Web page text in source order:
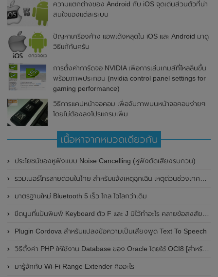
ความแตกต่างของ Android กับ iOS จุดเด่นส่วนตัวที่น่า
สนใจของแต่ละระบบ
ปัญหาเครื่องค้าง แอพเด้งหลุดใน iOS และ Android มาดู
วิธีแก้กันครับ
การตั้งค่าการ์ดจอ NVIDIA เพื่อการเล่นเกมส์ที่ไหลลื่นขึ้น
พร้อมภาพประกอบ (nvidia control panel settings for
gaming performance)
วิธีการแคปหน้าจอคอม เพื่อจับภาพบนหน้าจอคอมง่ายๆ
โดยไม่ต้องลงโปรแกรมเพิ่ม
เนื้อหาจากหมวดเดียวกัน
ประโยชน์ของหูฟังแบบ Noise Cancelling (หูฟังตัดเสียงรบกวน)
รวมเบอร์โทรสายด่วนในไทย สำหรับแจ้งเหตุฉุกเฉิน เหตุด่วนช่วงเทศกาล เบอร์ธนาคาร และผู้ให้บริการต่างๆ
มาตรฐานใหม่ Bluetooth 5 เร็ว ไกล ไฉไลกว่าเดิม
ขีดนูนที่แป้นพิมพ์ Keyboard ตัว F และ J มีไว้ทำอะไร คลายข้อสงสัย ขีดที่ปุ่มบนคีย์บอร์ดคืออะไร
Plugin Cordova สำหรับแปลงข้อความเป็นเสียงพูด Text To Speech
วิธีตั้งค่า PHP ให้ใช้งาน Database ของ Oracle โดยใช้ OCI8 [สำหรับ Mac OSX]
มารู้จักกับ Wi-Fi Range Extender คืออะไร